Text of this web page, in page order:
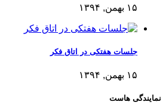
۱۵ بهمن, ۱۳۹۴
جلسات هفتکی در اتاق فکر
۱۵ بهمن, ۱۳۹۴
نمایندگی هاست